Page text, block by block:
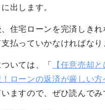
出します。
住宅ローンを完済しきれ
払っていかなければなり
いては、「
【任意売却
ローンの返済が厳しい方
いますので、ぜひ読んでみ